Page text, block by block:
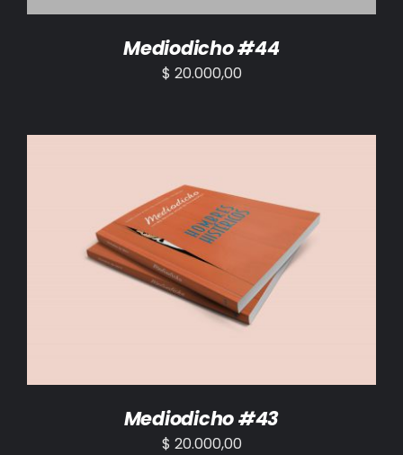
Mediodicho #44
$ 20.000,00
AÑADIR AL CARRITO DETALLES
Mediodicho #43
$ 20.000,00